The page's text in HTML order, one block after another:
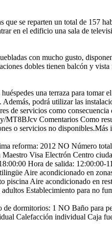
que se reparten un total de 157
en el edificio una sala de
con mucho gusto,
dobles tienen balcón y vista
una terraza para tomar
podrá utilizar las
de servicios como
MT8BJcv Comentarios Como
o servicios no
reforma: 2012 NO Número
Maestro Visa Electrón Centro
Hora de salida: 12:00:00-
Aire acondicionado en
piscina Aire acondicionado en
adultos Establecimiento para no
de dormitorios: 1 NO Baño para
Calefacción individual Caja